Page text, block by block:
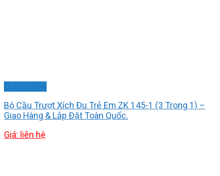
Bộ Cầu Trượt Xích Đu Trẻ Em ZK 145-1 (3 Trong 1) –
Giao Hàng & Lắp Đặt Toàn Quốc.
Giá: liên hệ